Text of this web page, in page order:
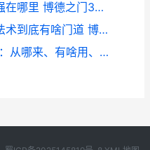
博德之门3：剑刃屏障到底强在哪里 博德之门3剑咏者
博德之门3异界盟誓：这套法术到底有啥门道 博德之门3异界誓缚能抓什么
《泰拉瑞亚》光面花岗岩块：从哪来、有啥用、值得刷吗 泰拉瑞亚光之女皇掉落物品一览